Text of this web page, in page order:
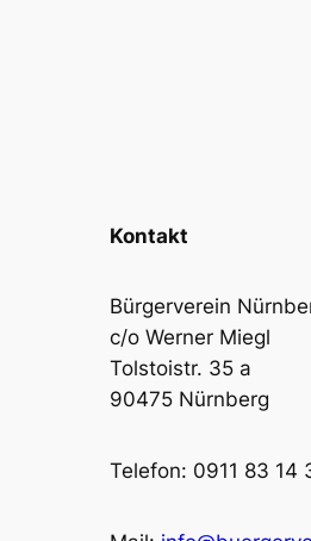
Kontakt
Bürgerverein
c/o Werner Miegl
Tolstoistr. 35 a
90475 Nürnberg
Telefon: 0911 83 14